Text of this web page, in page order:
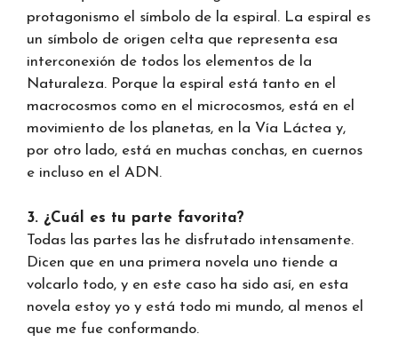
protagonismo el símbolo de la espiral. La espiral es
un símbolo de origen celta que representa esa
interconexión de todos los elementos de la
Naturaleza. Porque la espiral está tanto en el
macrocosmos como en el microcosmos, está en el
movimiento de los planetas, en la Vía Láctea y,
por otro lado, está en muchas conchas, en cuernos
e incluso en el ADN.
3. ¿Cuál es tu parte favorita?
Todas las partes las he disfrutado intensamente.
Dicen que en una primera novela uno tiende a
volcarlo todo, y en este caso ha sido así, en esta
novela estoy yo y está todo mi mundo, al menos el
que me fue conformando.